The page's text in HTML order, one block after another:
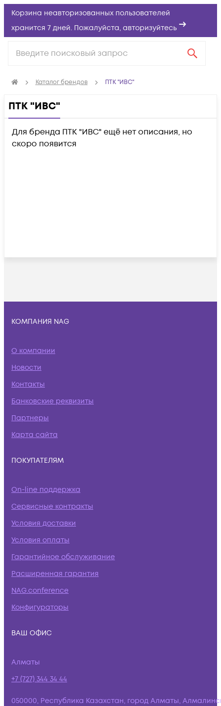
Корзина неавторизованных пользователей
хранится 7 дней. Пожалуйста, авторизуйтесь
Каталог брендов ПТК "ИВС"
ПТК "ИВС"
Для бренда ПТК "ИВС" ещё нет описания, но
скоро появится
КОМПАНИЯ NAG
О компании
Новости
Контакты
Банковские реквизиты
Партнеры
Карта сайта
ПОКУПАТЕЛЯМ
On-line поддержка
Сервисные контракты
Условия доставки
Условия оплаты
Гарантийное обслуживание
Расширенная гарантия
NAG.conference
Конфигураторы
ВАШ ОФИС
Алматы
+7 (727) 344 34 44
050000, Республика Казахстан, город Алматы,